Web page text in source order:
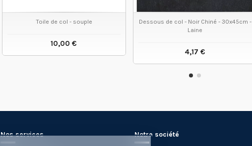
Toile de col - souple
10,00 €
VOIR LE PRODUIT
Dessous de col - Noir Chiné - 30x45cm -
Laine
4,17 €
VOIR LE PRODUIT
Nos services Notre société